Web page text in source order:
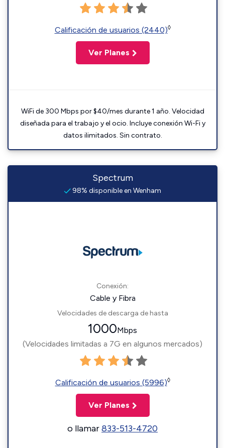
Calificación de usuarios (2440)◊
Ver Planes
WiFi de 300 Mbps por $40/mes durante 1 año. Velocidad
diseñada para el trabajo y el ocio. Incluye conexión Wi-Fi y
datos ilimitados. Sin contrato.
Spectrum
98% disponible en Wenham
Conexión:
Cable y Fibra
Velocidades de descarga de hasta
1000Mbps
(Velocidades limitadas a 7G en algunos mercados)
Calificación de usuarios (5996)◊
Ver Planes
o llamar833-513-4720